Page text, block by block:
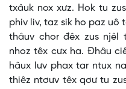
txâuk nox xưz. Hok tu
phiv liv, taz sik ho paz uô
thâuv chor đêx zus njêl
nhoz têx cưx ha. Đhâu
hâux lưv phax tar ntux
thiêz ntơưv têx qơư tu